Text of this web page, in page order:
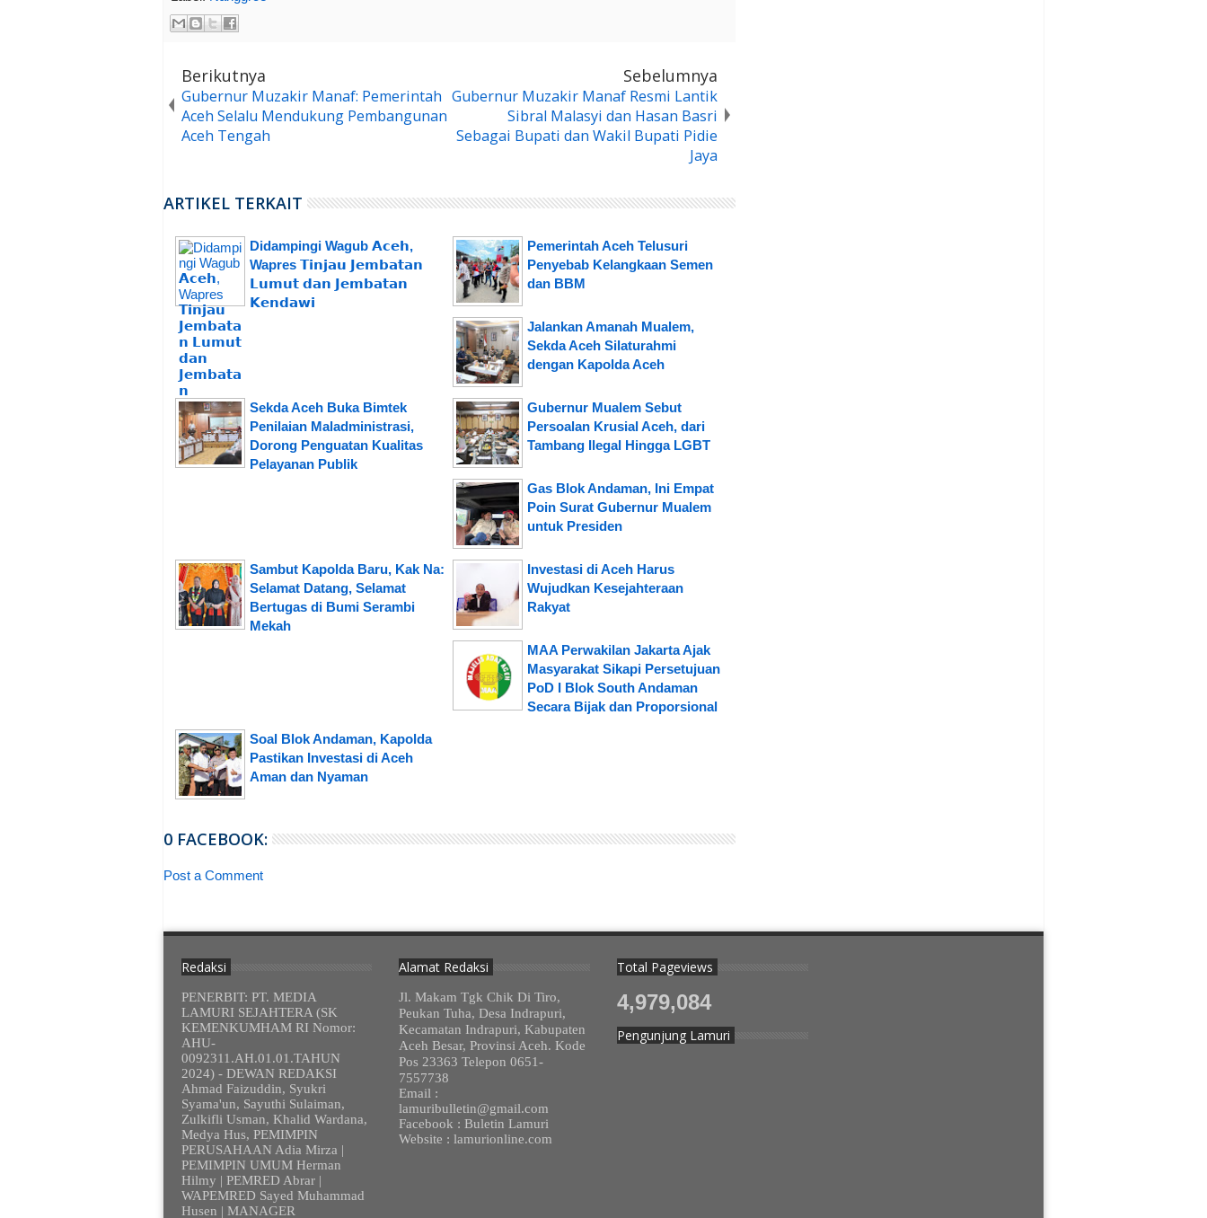
Berikutnya
Gubernur Muzakir Manaf: Pemerintah
Aceh Selalu Mendukung Pembangunan
Aceh Tengah
Sebelumnya
Gubernur Muzakir Manaf Resmi Lantik
Sibral Malasyi dan Hasan Basri
Sebagai Bupati dan Wakil Bupati Pidie
Jaya
ARTIKEL TERKAIT
Didampingi Wagub 𝗔𝗰𝗲𝗵,
Wapres 𝗧𝗶𝗻𝗷𝗮𝘂 𝗝𝗲𝗺𝗯𝗮𝘁𝗮𝗻
𝗟𝘂𝗺𝘂𝘁 𝗱𝗮𝗻 𝗝𝗲𝗺𝗯𝗮𝘁𝗮𝗻
𝗞𝗲𝗻𝗱𝗮𝘄𝗶
Pemerintah Aceh Telusuri
Penyebab Kelangkaan Semen
dan BBM
Jalankan Amanah Mualem,
Sekda Aceh Silaturahmi
dengan Kapolda Aceh
Sekda Aceh Buka Bimtek
Penilaian Maladministrasi,
Dorong Penguatan Kualitas
Pelayanan Publik
Gubernur Mualem Sebut
Persoalan Krusial Aceh, dari
Tambang Ilegal Hingga LGBT
Gas Blok Andaman, Ini Empat
Poin Surat Gubernur Mualem
untuk Presiden
Sambut Kapolda Baru, Kak Na:
Selamat Datang, Selamat
Bertugas di Bumi Serambi
Mekah
Investasi di Aceh Harus
Wujudkan Kesejahteraan
Rakyat
MAA Perwakilan Jakarta Ajak
Masyarakat Sikapi Persetujuan
PoD I Blok South Andaman
Secara Bijak dan Proporsional
Soal Blok Andaman, Kapolda
Pastikan Investasi di Aceh
Aman dan Nyaman
0 FACEBOOK:
Post a Comment
Redaksi
PENERBIT: PT. MEDIA
LAMURI SEJAHTERA (SK
KEMENKUMHAM RI Nomor:
AHU-
0092311.AH.01.01.TAHUN
2024) - DEWAN REDAKSI
Ahmad Faizuddin, Syukri
Syama'un, Sayuthi Sulaiman,
Zulkifli Usman, Khalid Wardana,
Medya Hus, PEMIMPIN
PERUSAHAAN Adia Mirza |
PEMIMPIN UMUM Herman
Hilmy | PEMRED Abrar |
WAPEMRED Sayed Muhammad
Husen | MANAGER
Alamat Redaksi
Jl. Makam Tgk Chik Di Tiro,
Peukan Tuha, Desa Indrapuri,
Kecamatan Indrapuri, Kabupaten
Aceh Besar, Provinsi Aceh. Kode
Pos 23363 Telepon 0651-
7557738
Email :
lamuribulletin@gmail.com
Facebook : Buletin Lamuri
Website : lamurionline.com
Total Pageviews
4,979,084
Pengunjung Lamuri